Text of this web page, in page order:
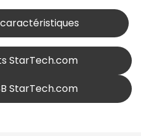
StarTech.com
StarTech.com